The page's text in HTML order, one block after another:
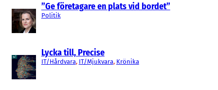
”Ge företagare en plats vid bordet”
Politik
Lycka till, Precise
IT/Hårdvara, IT/Mjukvara, Krönika